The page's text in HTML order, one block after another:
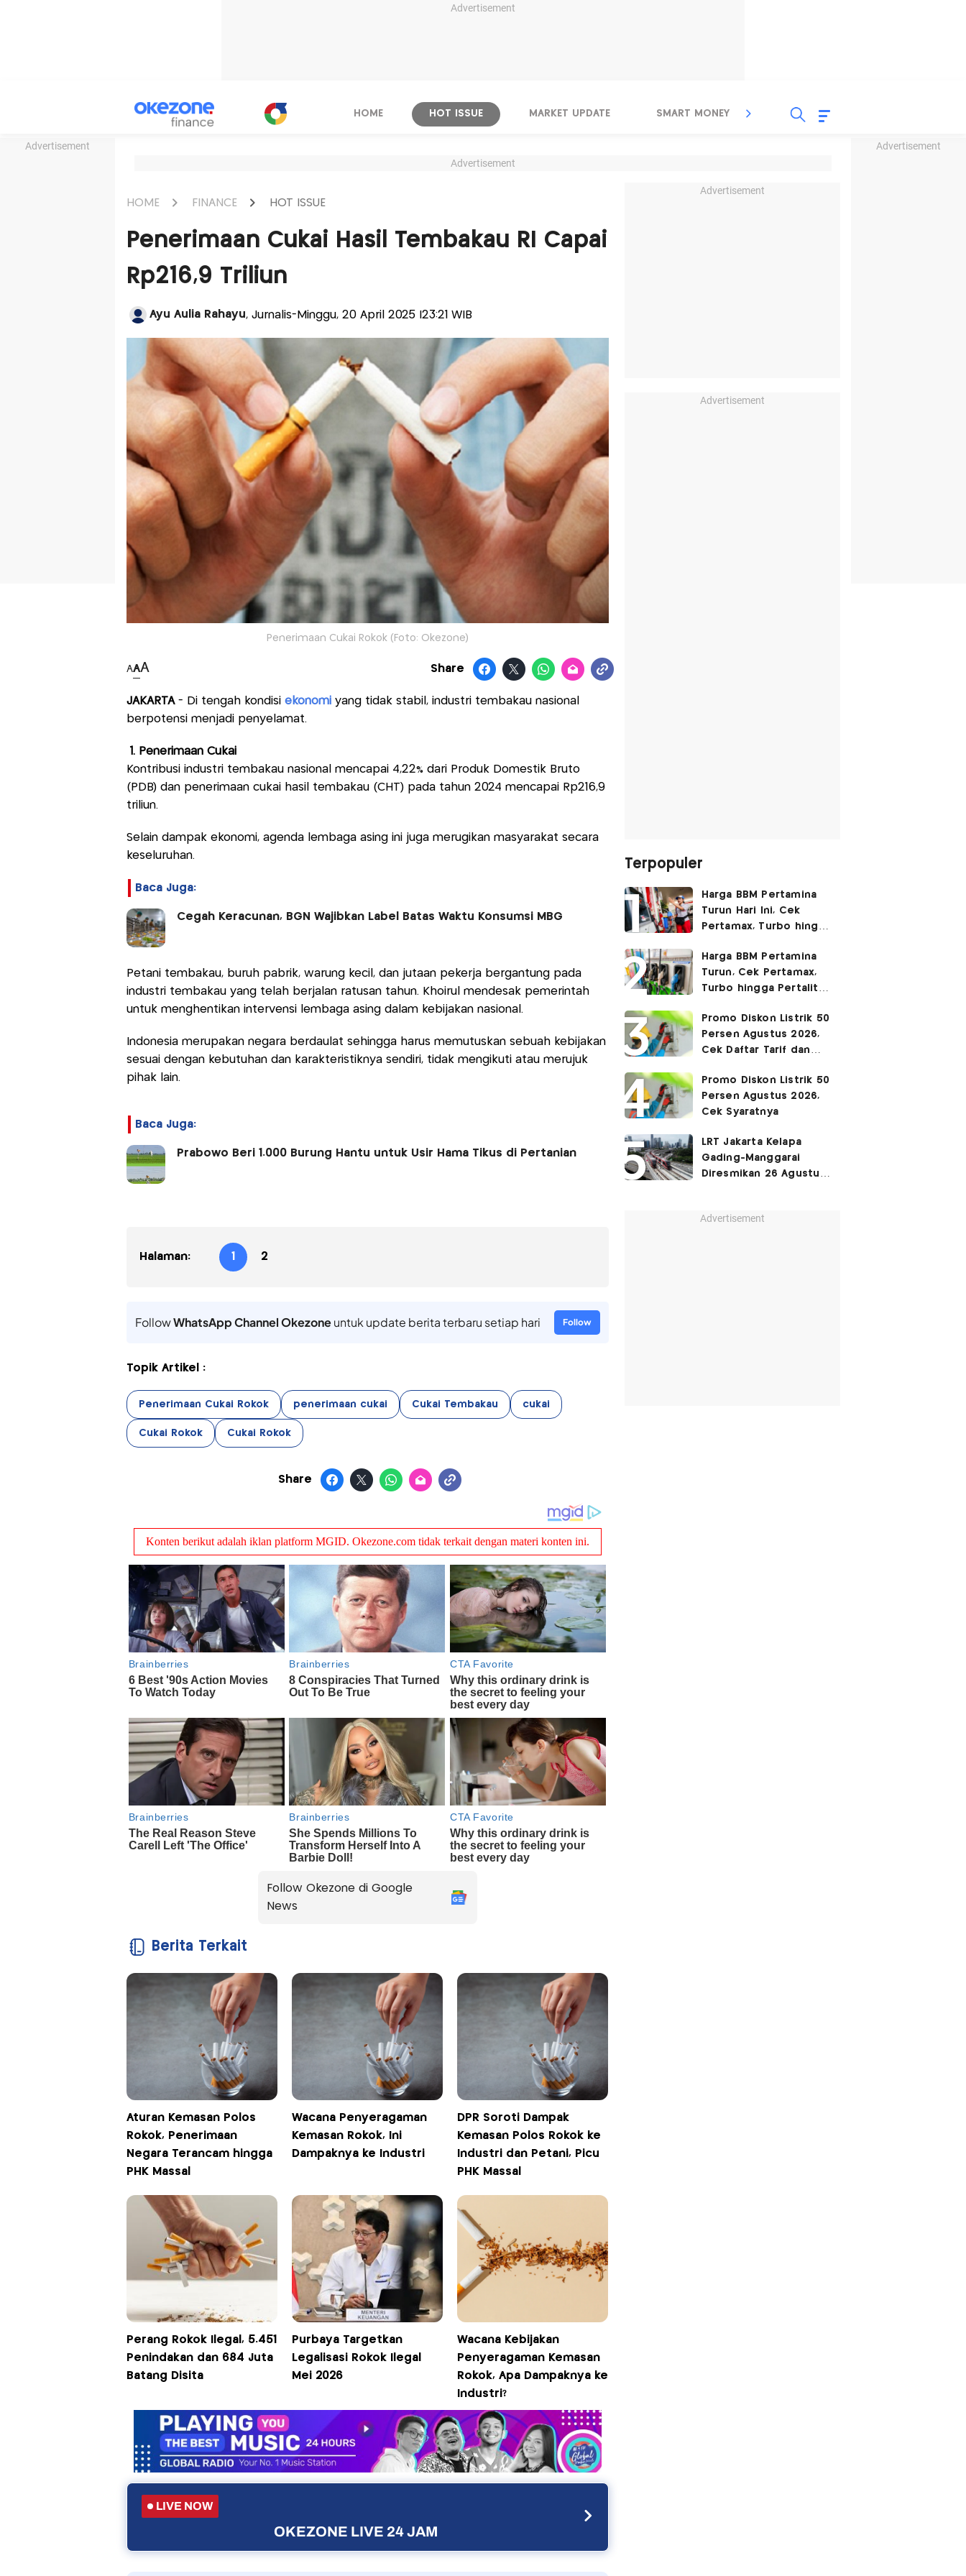
Advertisement
Advertisement Advertisement
HOME HOT ISSUE MARKET UPDATE SMART MONEY INSPIRASI BISNIS
Advertisement
HOME FINANCE HOT ISSUE
Penerimaan Cukai Hasil Tembakau RI Capai
Rp216,9 Triliun
Ayu Aulia Rahayu, Jurnalis-Minggu, 20 April 2025 |23:21 WIB
Penerimaan Cukai Rokok (Foto: Okezone)
AAA Share
JAKARTA- Di tengah kondisi ekonomiyang tidak stabil, industri tembakau nasional
berpotensi menjadi penyelamat.
1. Penerimaan Cukai
Kontribusi industri tembakau nasional mencapai 4,22% dari Produk Domestik Bruto
(PDB) dan penerimaan cukai hasil tembakau (CHT) pada tahun 2024 mencapai Rp216,9
triliun.
Selain dampak ekonomi, agenda lembaga asing ini juga merugikan masyarakat secara
keseluruhan.
Baca Juga:
Cegah Keracunan, BGN Wajibkan Label Batas Waktu Konsumsi MBG
Petani tembakau, buruh pabrik, warung kecil, dan jutaan pekerja bergantung pada
industri tembakau yang telah berjalan ratusan tahun. Khoirul mendesak pemerintah
untuk menghentikan intervensi lembaga asing dalam kebijakan nasional.
Indonesia merupakan negara berdaulat sehingga harus memutuskan sebuah kebijakan
sesuai dengan kebutuhan dan karakteristiknya sendiri, tidak mengikuti atau merujuk
pihak lain.
Baca Juga:
Prabowo Beri 1.000 Burung Hantu untuk Usir Hama Tikus di Pertanian
Halaman: 1 2
FollowWhatsApp Channel Okezoneuntuk update berita terbaru setiap hari Follow
Topik Artikel :
Penerimaan Cukai Rokok penerimaan cukai Cukai Tembakau cukai
Cukai Rokok Cukai Rokok
Share
Follow Okezone di Google
News
Berita Terkait
Aturan Kemasan Polos
Rokok, Penerimaan
Negara Terancam hingga
PHK Massal
Wacana Penyeragaman
Kemasan Rokok, Ini
Dampaknya ke Industri
DPR Soroti Dampak
Kemasan Polos Rokok ke
Industri dan Petani, Picu
PHK Massal
Perang Rokok Ilegal, 5.451
Penindakan dan 684 Juta
Batang Disita
Purbaya Targetkan
Legalisasi Rokok Ilegal
Mei 2026
Wacana Kebijakan
Penyeragaman Kemasan
Rokok, Apa Dampaknya ke
Industri?
LIVE NOW
OKEZONE LIVE 24 JAM
Advertisement
Advertisement
Terpopuler
Harga BBM Pertamina
Turun Hari Ini, Cek
Pertamax, Turbo hingga
2026
Harga BBM Pertamina
Turun, Cek Pertamax,
Turbo hingga Pertalite
Promo Diskon Listrik 50
Persen Agustus 2026,
Cek Daftar Tarif dan
Promo Diskon Listrik 50
Persen Agustus 2026,
Cek Syaratnya
LRT Jakarta Kelapa
Gading-Manggarai
Diresmikan 26 Agustus
Advertisement